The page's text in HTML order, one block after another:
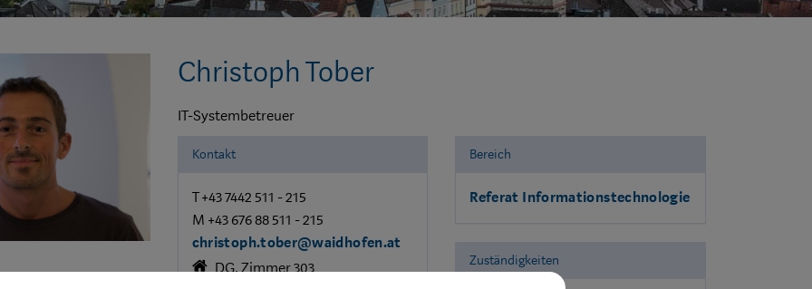
Christoph Tober
IT-Systembetreuer
Kontakt
T +43 7442 511 - 215
M +43 676 88 511 - 215
christoph.tober@waidhofen.at
DG, Zimmer 303
Bereich
Referat Informationstechnologie
Zuständigkeiten